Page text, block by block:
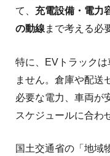
て、 充電設備・電力
の動線まで考える必
特に、EVトラック
ません。倉庫や配送
必要な電力、車両が
スケジュールに合わ
国土交通省の「地域